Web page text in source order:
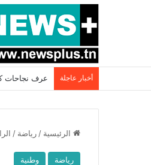
أخبار عاجلة بسبب
الرئيسية / رياضة / الرابطة 1:
رياضة وطنية